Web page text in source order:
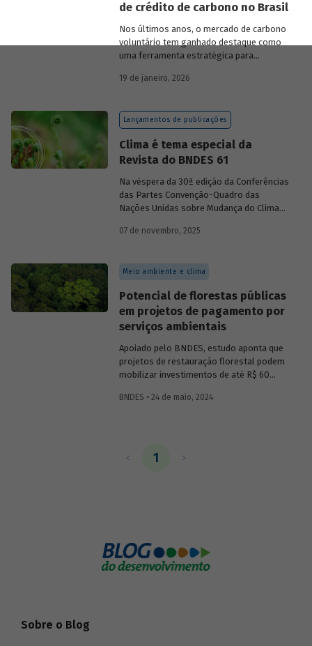
de crédito de carbono no Brasil
Nos últimos anos, o mercado de carbono
voluntário tem ganhado destaque como
uma ferramenta estratégica para
de carbono e demonstrar compromisso
19 de janeiro, 2026
Lançamentos de publicações
Clima é tema especial da
Revista do BNDES 61
Na véspera da 30ª edição da Conferências
das Partes Convenção-Quadro das
Nações Unidas sobre Mudança do Clima
edição 61 da Revista do BNDES.
07 de novembro, 2025
Meio ambiente e clima
Potencial de florestas públicas
em projetos de pagamento por
serviços ambientais
Apoiado pelo BNDES, estudo aponta que
projetos de restauração florestal podem
mobilizar investimentos de até R$ 60
principalmente na Amazônia. Áreas
nesse tipo de iniciativa.
BNDES • 24 de maio, 2024
1
Sobre o Blog